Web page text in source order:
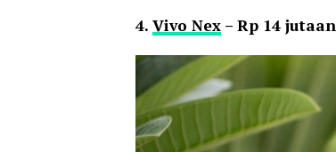
4. Vivo Nex – Rp 14 jutaan